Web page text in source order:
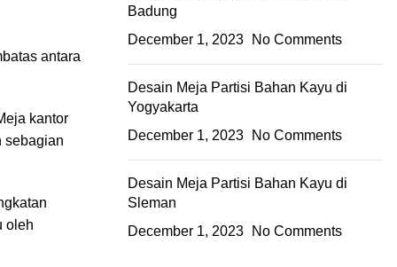
antara
kantor
sebagian
oleh
Badung
December 1, 2023
No Comments
Desain Meja Partisi Bahan Kayu di
Yogyakarta
December 1, 2023
No Comments
Desain Meja Partisi Bahan Kayu di
Sleman
December 1, 2023
No Comments